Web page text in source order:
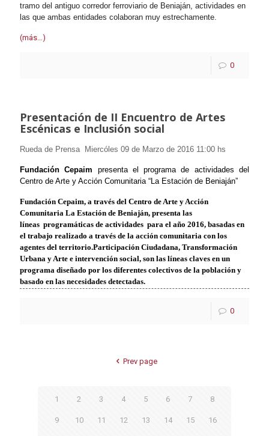
tramo del antiguo corredor ferroviario de Beniaján, actividades en
las que ambas entidades colaboran muy estrechamente.
(más…)
0
Presentación de II Encuentro de Artes
Escénicas e Inclusión social
Rueda de Prensa Miercóles 09 de Marzo de 2016 11:00 hs
Fundación Cepaim presenta el programa de actividades del
Centro de Arte y Acción Comunitaria “La Estación de Beniaján”
Fundación Cepaim, a través del Centro de Arte y Acción
Comunitaria La Estación de Beniaján, presenta las
líneas programáticas de actividades para el año 2016, basadas en
el trabajo realizado a través de la acción comunitaria con los
agentes del territorio.Participación Ciudadana, Transformación
Urbana y Arte e intervención social, son las líneas claves en un
programa diseñado por los diferentes colectivos de la población y
basado en las necesidades detectadas.
0
Prev page
1 2 3 4 5 6 7 8
9 10 11 12 13 14 15 16